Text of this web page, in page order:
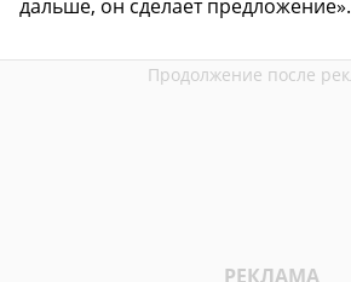
дальше, он сделает предложение».